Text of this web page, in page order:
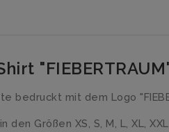
bedruckt mit dem Logo
den Größen XS, S, M, L, XL, XXL